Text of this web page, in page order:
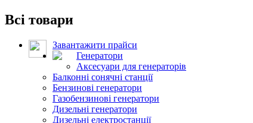
Всі товари
Завантажити прайси
Генератори
Аксесуари для генераторів
Балконні сонячні станції
Бензинові генератори
Газобензинові генератори
Дизельні генератори
Дизельні електростанції